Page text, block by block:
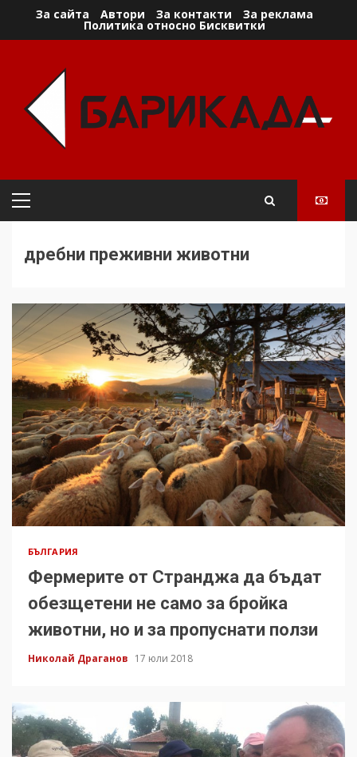
За сайта Автори За контакти За реклама
Политика относно Бисквитки
Primary
дребни преживни животни
БЪЛГАРИЯ
Фермерите от Странджа да бъдат
обезщетени не само за бройка
животни, но и за пропуснати ползи
Николай Драганов 17 юли 2018